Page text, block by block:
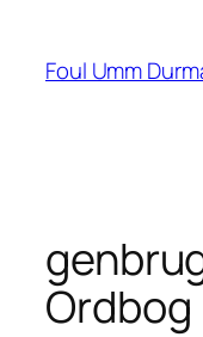
content
Foul Umm
Ordbog